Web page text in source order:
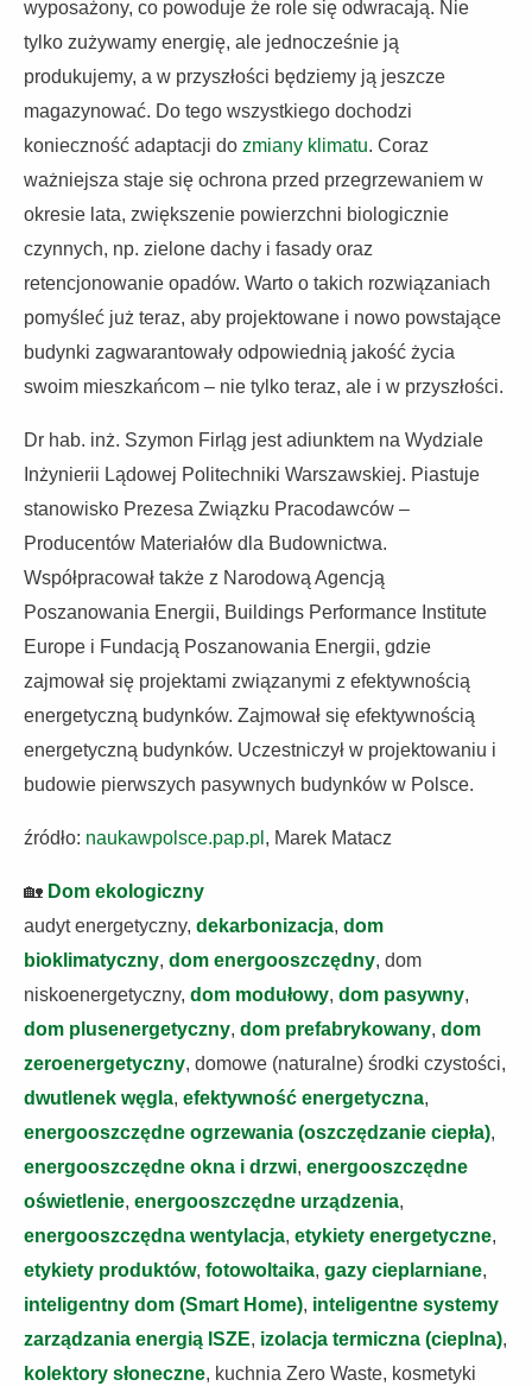
wyposażony, co powoduje że role się odwracają. Nie
tylko zużywamy energię, ale jednocześnie ją
produkujemy, a w przyszłości będziemy ją jeszcze
magazynować. Do tego wszystkiego dochodzi
konieczność adaptacji do zmiany klimatu. Coraz
ważniejsza staje się ochrona przed przegrzewaniem w
okresie lata, zwiększenie powierzchni biologicznie
czynnych, np. zielone dachy i fasady oraz
retencjonowanie opadów. Warto o takich rozwiązaniach
pomyśleć już teraz, aby projektowane i nowo powstające
budynki zagwarantowały odpowiednią jakość życia
swoim mieszkańcom – nie tylko teraz, ale i w przyszłości.
Dr hab. inż. Szymon Firląg jest adiunktem na Wydziale
Inżynierii Lądowej Politechniki Warszawskiej. Piastuje
stanowisko Prezesa Związku Pracodawców –
Producentów Materiałów dla Budownictwa.
Współpracował także z Narodową Agencją
Poszanowania Energii, Buildings Performance Institute
Europe i Fundacją Poszanowania Energii, gdzie
zajmował się projektami związanymi z efektywnością
energetyczną budynków. Zajmował się efektywnością
energetyczną budynków. Uczestniczył w projektowaniu i
budowie pierwszych pasywnych budynków w Polsce.
źródło: naukawpolsce.pap.pl , Marek Matacz
🏡 Dom ekologiczny
audyt energetyczny, dekarbonizacja, dom
bioklimatyczny, dom energooszczędny, dom
niskoenergetyczny, dom modułowy, dom pasywny,
dom plusenergetyczny, dom prefabrykowany, dom
zeroenergetyczny, domowe (naturalne) środki czystości,
dwutlenek węgla, efektywność energetyczna,
energooszczędne ogrzewania (oszczędzanie ciepła),
energooszczędne okna i drzwi, energooszczędne
oświetlenie, energooszczędne urządzenia,
energooszczędna wentylacja, etykiety energetyczne,
etykiety produktów, fotowoltaika, gazy cieplarniane,
inteligentny dom (Smart Home), inteligentne systemy
zarządzania energią ISZE, izolacja termiczna (cieplna),
kolektory słoneczne, kuchnia Zero Waste, kosmetyki